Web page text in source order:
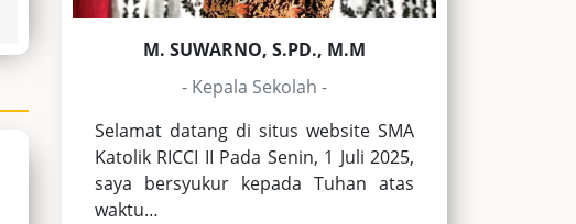
M. SUWARNO, S.PD., M.M
- Kepala Sekolah -
Selamat datang di situs website SMA
Katolik RICCI II Pada Senin, 1 Juli 2025,
saya bersyukur kepada Tuhan atas
waktu…